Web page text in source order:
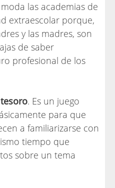
las academias de
extraescolar porque,
y las madres, son
de saber
profesional de los
. Es un juego
para que
a familiarizarse con
tiempo que
sobre un tema